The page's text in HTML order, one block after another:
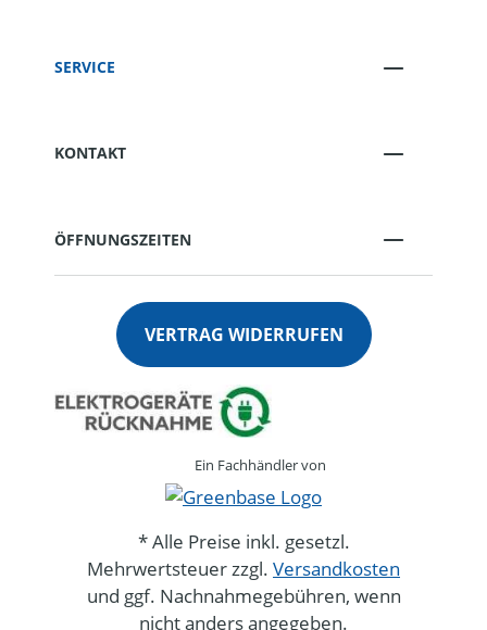
SERVICE
KONTAKT
ÖFFNUNGSZEITEN
VERTRAG WIDERRUFEN
Ein Fachhändler von
* Alle Preise inkl. gesetzl.
Mehrwertsteuer zzgl. Versandkosten
und ggf. Nachnahmegebühren, wenn
nicht anders angegeben.